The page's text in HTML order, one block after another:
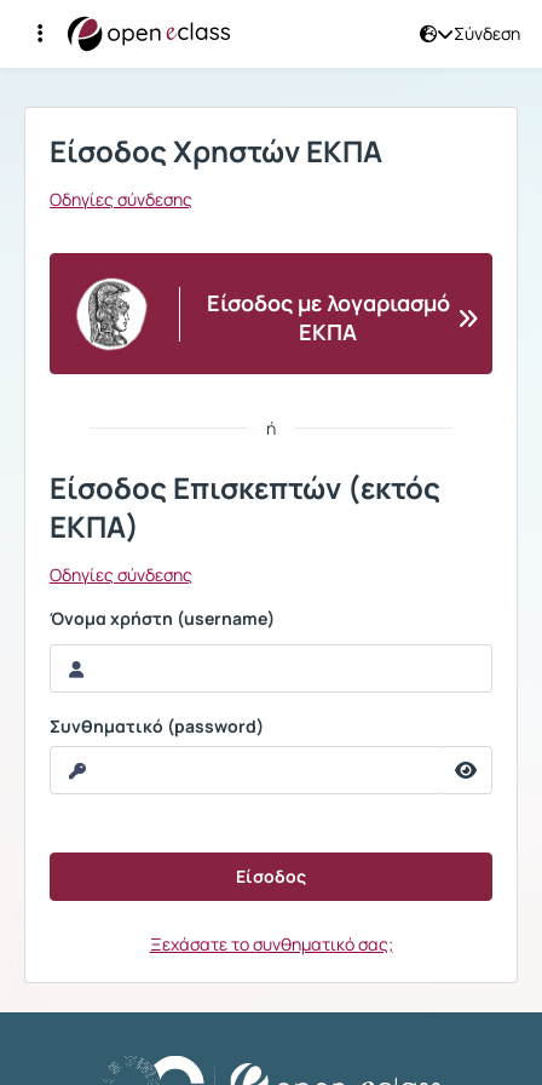
Σύνδεση
Σύνδεση
Είσοδος Χρηστών ΕΚΠΑ
Οδηγίες σύνδεσης
Είσοδος με λογαριασμό
ΕΚΠΑ
ή
Είσοδος Επισκεπτών (εκτός
ΕΚΠΑ)
Οδηγίες σύνδεσης
Όνομα χρήστη (username)
Συνθηματικό (password)
Ξεχάσατε το συνθηματικό σας;